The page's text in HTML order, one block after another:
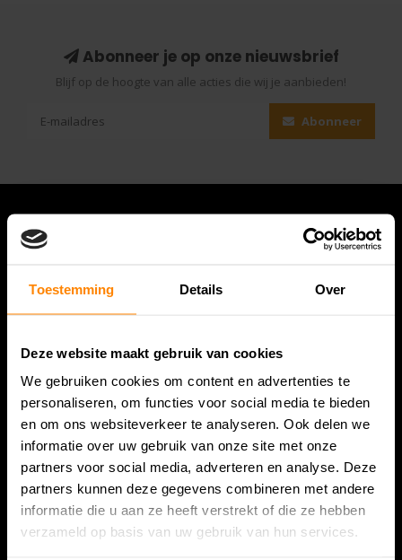
Toestemming Details Over
Deze website maakt gebruik van cookies
We gebruiken cookies om content en advertenties te
personaliseren, om functies voor social media te bieden
en om ons websiteverkeer te analyseren. Ook delen we
informatie over uw gebruik van onze site met onze
partners voor social media, adverteren en analyse. Deze
partners kunnen deze gegevens combineren met andere
informatie die u aan ze heeft verstrekt of die ze hebben
verzameld op basis van uw gebruik van hun services.
Abonneer je op onze nieuwsbrief
Blijf op de hoogte van alle acties die wij je aanbieden!
Abonneer
Bespanracket.nl is dé racketspecialist van Lelystad en
omstreken.
Snijdersstraat 6
8224 AA Lelystad
Nederland
06-57276080